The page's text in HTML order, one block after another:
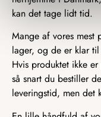
kan det tage lidt tid.
Mange af vores
lager, og de er klar
Hvis produktet ikke
så snart du bestiller
leveringstid, men